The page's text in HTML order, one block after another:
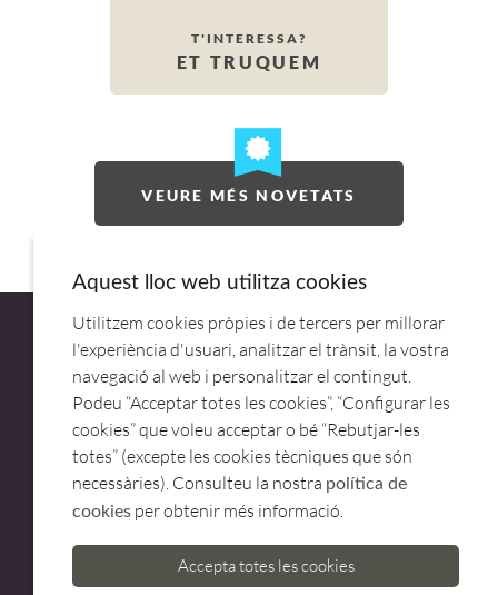
T'INTERESSA?
ET TRUQUEM
VEURE MÉS NOVETATS
ATENCIÓ AL CLIENT
973 500 580
casadelfin@casadelfin.com
Aquest lloc web utilitza cookies
Utilitzem cookies pròpies i de tercers per millorar
l'experiència d'usuari, analitzar el trànsit, la vostra
navegació al web i personalitzar el contingut.
Podeu “Acceptar totes les cookies”, “Configurar les
cookies” que voleu acceptar o bé “Rebutjar-les
totes” (excepte les cookies tècniques que són
necessàries). Consulteu la nostra política de
cookies per obtenir més informació.
Accepta totes les cookies